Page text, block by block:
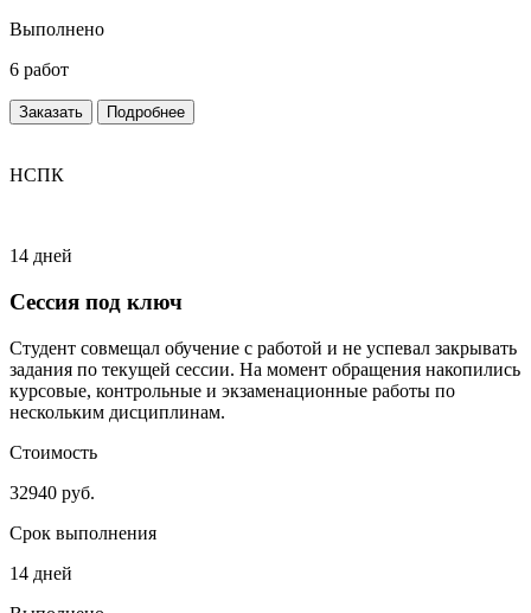
Выполнено
6 работ
Заказать Подробнее
НСПК
14 дней
Сессия под ключ
Студент совмещал обучение с работой и не успевал закрывать
задания по текущей сессии. На момент обращения накопились
курсовые, контрольные и экзаменационные работы по
нескольким дисциплинам.
Стоимость
32940 руб.
Срок выполнения
14 дней